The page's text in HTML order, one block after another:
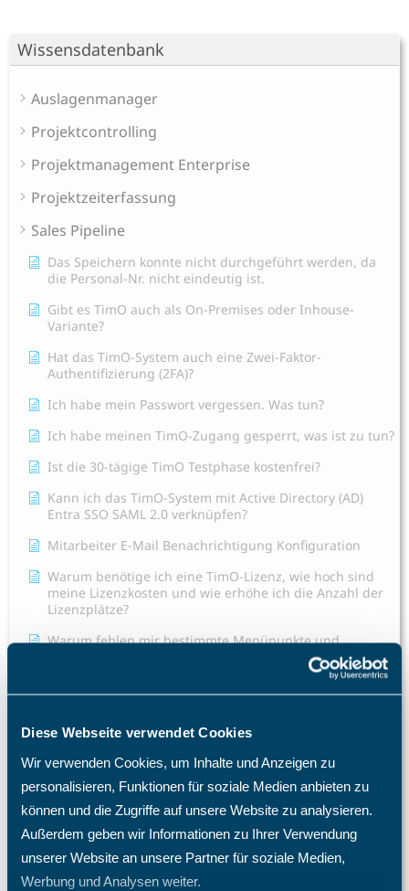
Diese Webseite verwendet Cookies
Wir verwenden Cookies, um Inhalte und Anzeigen zu
personalisieren, Funktionen für soziale Medien anbieten zu
können und die Zugriffe auf unsere Website zu analysieren.
Außerdem geben wir Informationen zu Ihrer Verwendung
unserer Website an unsere Partner für soziale Medien,
Werbung und Analysen weiter.
Wissensdatenbank
Auslagenmanager
Projektcontrolling
Projektmanagement Enterprise
Projektzeiterfassung
Sales Pipeline
Das Speichern konnte nicht durchgeführt werden, da
die Personal-Nr. nicht eindeutig ist.
Gibt es TimO auch als On-Premises oder Inhouse-
Variante?
Hat das TimO-System auch eine Zwei-Faktor-
Authentifizierung (2FA)?
Ich habe mein Passwort vergessen. Was tun?
Ich habe meinen TimO-Zugang gesperrt, was ist zu tun?
Ist die 30-tägige TimO Testphase kostenfrei?
Kann ich das TimO-System mit Active Directory (AD)
Entra SSO SAML 2.0 verknüpfen?
Mitarbeiter E-Mail Benachrichtigung Konfiguration
Warum benötige ich eine TimO-Lizenz, wie hoch sind
meine Lizenzkosten und wie erhöhe ich die Anzahl der
Lizenzplätze?
Warum fehlen mir bestimmte Menüpunkte und
TimO?
Welche Zugriffsrechte kann ich im TimO definieren?
Wie ändere ich die Rolle eines Mitarbeiters?
Wie ändere ich die Sprache im TimO?
Wo finde ich eine Übersicht über alle möglichen
Funktionen?